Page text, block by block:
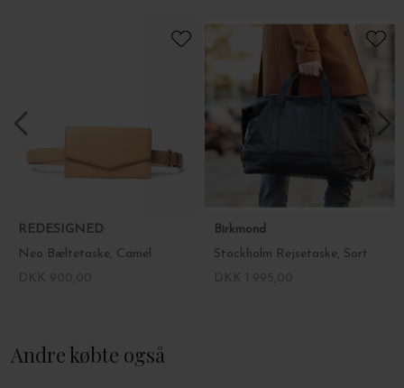
REDESIGNED
Neo Bæltetaske, Camel
Birkmond
Stockholm Rejsetaske, Sort
Andre købte også